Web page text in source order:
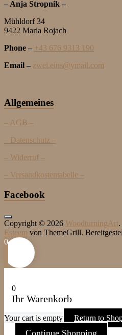
– Anja Stropnik –
Mühldorf 34
9422 Maria Rojach
Phone – +43 676 9313 190
Email – zwei.eins@ymail.com
Allgemeines
– AGB –
– Datenschutz –
– Widerruf –
– Versandkostentabelle –
Facebook
Copyright © 2026 WoodturningArt
Esteem von ThemeGrill.
0
0
Ihr Warenkorb
Your cart is empty Return to